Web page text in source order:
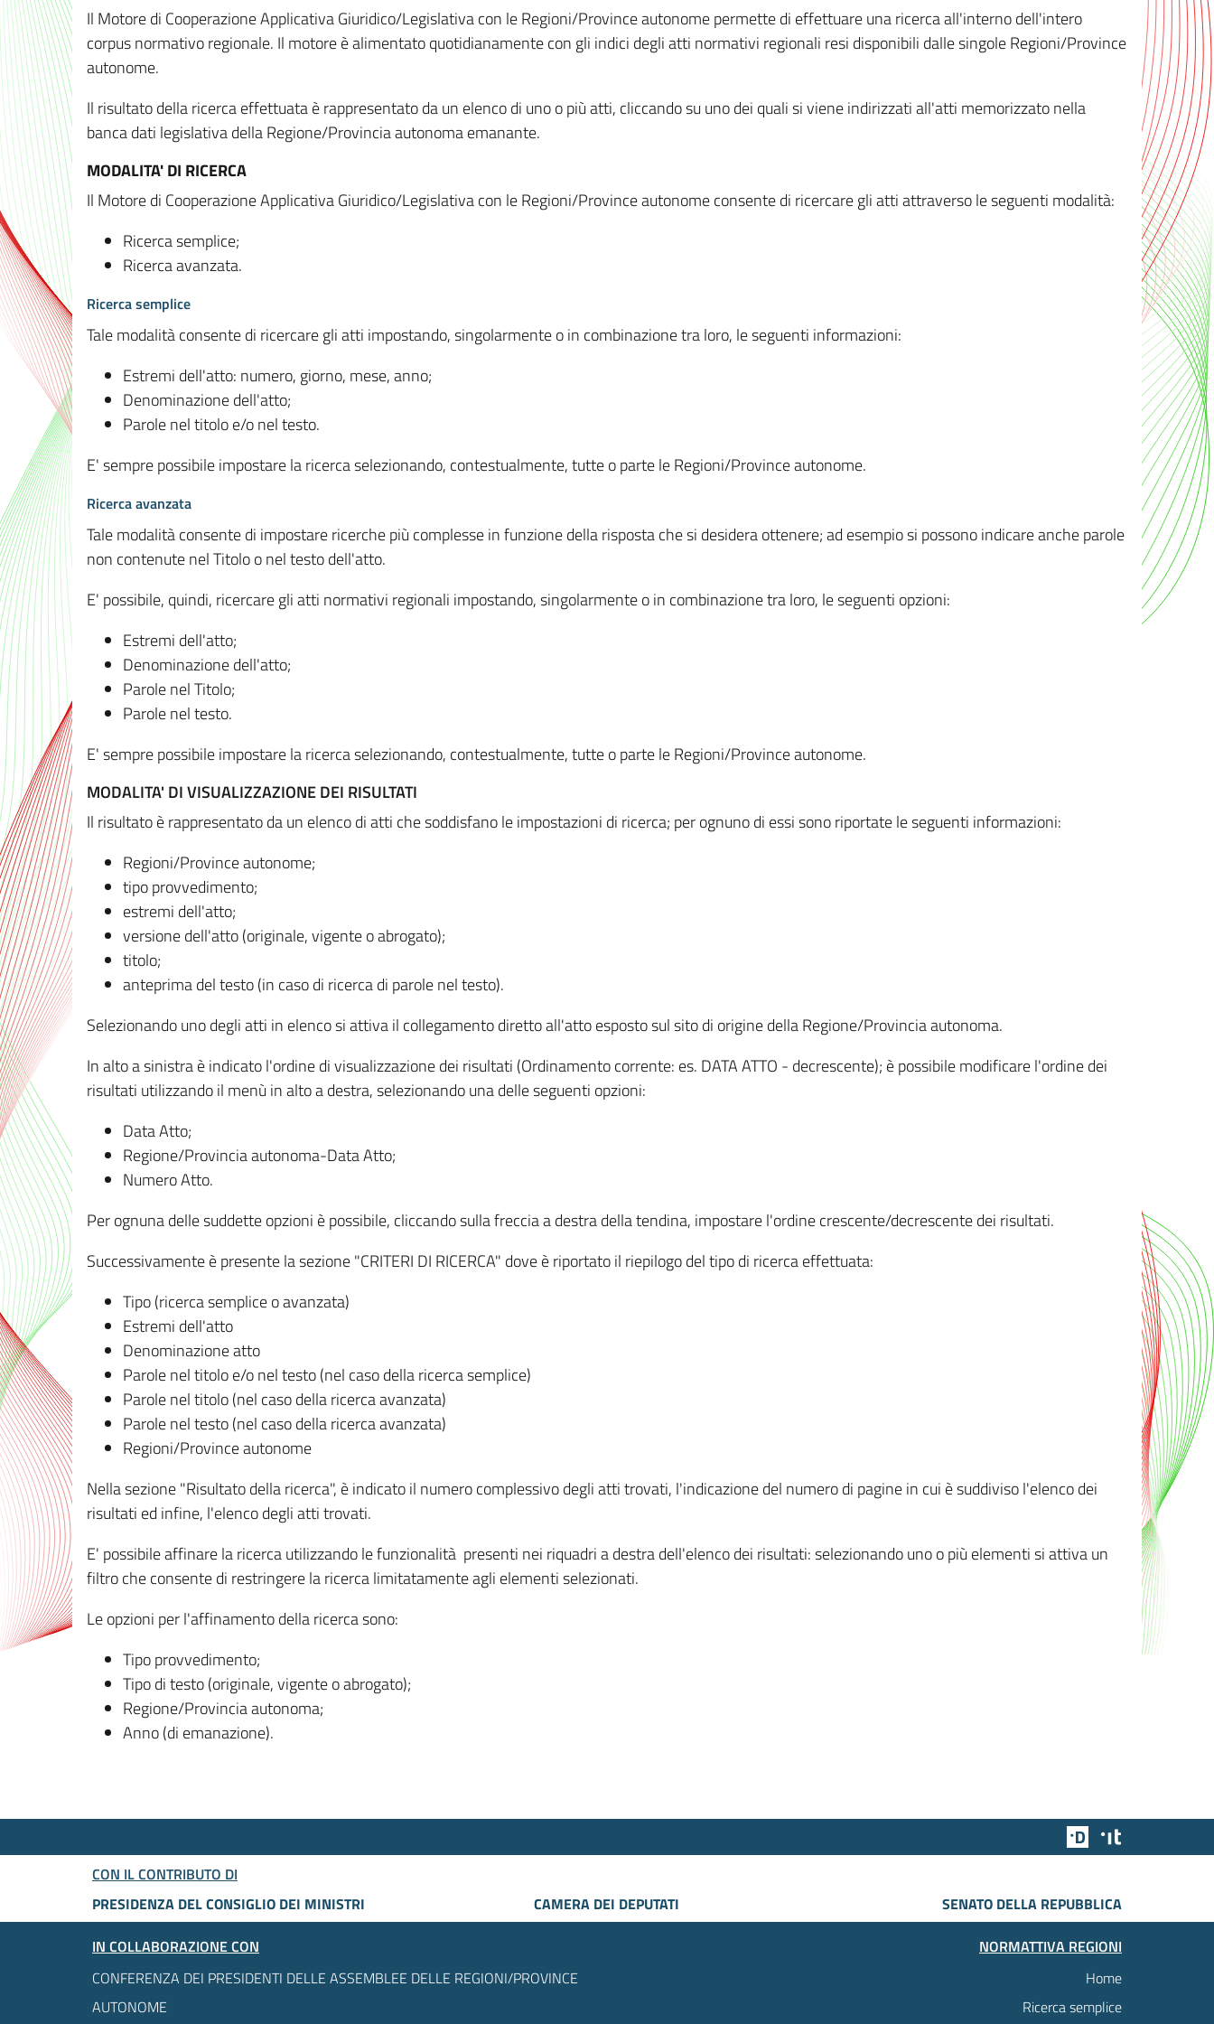
Il Motore di Cooperazione Applicativa Giuridico/Legislativa con le Regioni/Province autonome permette di effettuare una ricerca all'interno dell'intero
corpus normativo regionale. Il motore è alimentato quotidianamente con gli indici degli atti normativi regionali resi disponibili dalle singole Regioni/Province
autonome.
Il risultato della ricerca effettuata è rappresentato da un elenco di uno o più atti, cliccando su uno dei quali si viene indirizzati all'atti memorizzato nella
banca dati legislativa della Regione/Provincia autonoma emanante.
MODALITA' DI RICERCA
Il Motore di Cooperazione Applicativa Giuridico/Legislativa con le Regioni/Province autonome consente di ricercare gli atti attraverso le seguenti modalità:
Ricerca semplice;
Ricerca avanzata.
Ricerca semplice
Tale modalità consente di ricercare gli atti impostando, singolarmente o in combinazione tra loro, le seguenti informazioni:
Estremi dell'atto: numero, giorno, mese, anno;
Denominazione dell'atto;
Parole nel titolo e/o nel testo.
E' sempre possibile impostare la ricerca selezionando, contestualmente, tutte o parte le Regioni/Province autonome.
Ricerca avanzata
Tale modalità consente di impostare ricerche più complesse in funzione della risposta che si desidera ottenere; ad esempio si possono indicare anche parole
non contenute nel Titolo o nel testo dell'atto.
E' possibile, quindi, ricercare gli atti normativi regionali impostando, singolarmente o in combinazione tra loro, le seguenti opzioni:
Estremi dell'atto;
Denominazione dell'atto;
Parole nel Titolo;
Parole nel testo.
E' sempre possibile impostare la ricerca selezionando, contestualmente, tutte o parte le Regioni/Province autonome.
MODALITA' DI VISUALIZZAZIONE DEI RISULTATI
Il risultato è rappresentato da un elenco di atti che soddisfano le impostazioni di ricerca; per ognuno di essi sono riportate le seguenti informazioni:
Regioni/Province autonome;
tipo provvedimento;
estremi dell'atto;
versione dell'atto (originale, vigente o abrogato);
titolo;
anteprima del testo (in caso di ricerca di parole nel testo).
Selezionando uno degli atti in elenco si attiva il collegamento diretto all'atto esposto sul sito di origine della Regione/Provincia autonoma.
In alto a sinistra è indicato l'ordine di visualizzazione dei risultati (Ordinamento corrente: es. DATA ATTO - decrescente); è possibile modificare l'ordine dei
risultati utilizzando il menù in alto a destra, selezionando una delle seguenti opzioni:
Data Atto;
Regione/Provincia autonoma-Data Atto;
Numero Atto.
Per ognuna delle suddette opzioni è possibile, cliccando sulla freccia a destra della tendina, impostare l'ordine crescente/decrescente dei risultati.
Successivamente è presente la sezione "CRITERI DI RICERCA" dove è riportato il riepilogo del tipo di ricerca effettuata:
Tipo (ricerca semplice o avanzata)
Estremi dell'atto
Denominazione atto
Parole nel titolo e/o nel testo (nel caso della ricerca semplice)
Parole nel titolo (nel caso della ricerca avanzata)
Parole nel testo (nel caso della ricerca avanzata)
Regioni/Province autonome
Nella sezione "Risultato della ricerca", è indicato il numero complessivo degli atti trovati, l'indicazione del numero di pagine in cui è suddiviso l'elenco dei
risultati ed infine, l'elenco degli atti trovati.
E' possibile affinare la ricerca utilizzando le funzionalità presenti nei riquadri a destra dell'elenco dei risultati: selezionando uno o più elementi si attiva un
filtro che consente di restringere la ricerca limitatamente agli elementi selezionati.
Le opzioni per l'affinamento della ricerca sono:
Tipo provvedimento;
Tipo di testo (originale, vigente o abrogato);
Regione/Provincia autonoma;
Anno (di emanazione).
Team Digitale
CON IL CONTRIBUTO DI
PRESIDENZA DEL CONSIGLIO DEI MINISTRI
CAMERA DEI DEPUTATI
SENATO DELLA REPUBBLICA
IN COLLABORAZIONE CON
CONFERENZA DEI PRESIDENTI DELLE ASSEMBLEE DELLE REGIONI/PROVINCE
AUTONOME
NORMATTIVA REGIONI
Home
Ricerca semplice